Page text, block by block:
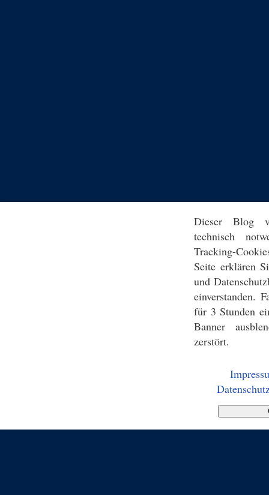
Dieser Blog
technisch
Tracking-
Seite erklären
und
einverstanden.
für 3 Stunden
Banner
zerstört.